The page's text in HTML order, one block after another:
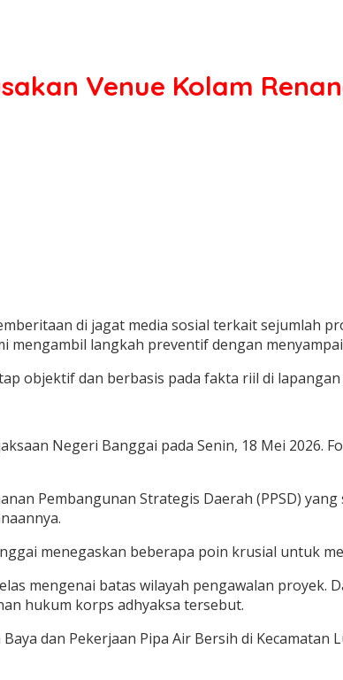
Venue Kolam
di jagat media sosial terkait sejumlah
mengambil langkah preventif dengan
objektif dan berbasis pada fakta riil di
Negeri Banggai pada Senin, 18 Mei 2026.
Pembangunan Strategis Daerah (PPSD)
menegaskan beberapa poin krusial untuk
mengenai batas wilayah pengawalan proyek.
hukum korps adhyaksa tersebut.
dan Pekerjaan Pipa Air Bersih di